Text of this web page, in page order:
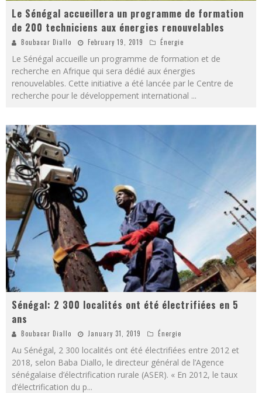
Le Sénégal accueillera un programme de formation
de 200 techniciens aux énergies renouvelables
Boubacar Diallo February 19, 2019 Énergie
Le Sénégal accueille un programme de formation et de
recherche en Afrique qui sera dédié aux énergies
renouvelables. Cette initiative a été lancée par le Centre de
recherche pour le développement international ...
Sénégal: 2 300 localités ont été électrifiées en 5
ans
Boubacar Diallo January 31, 2019 Énergie
Au Sénégal, 2 300 localités ont été électrifiées entre 2012 et
2018, selon Baba Diallo, le directeur général de l’Agence
sénégalaise d’électrification rurale (ASER). « En 2012, le taux
d’électrification du p...